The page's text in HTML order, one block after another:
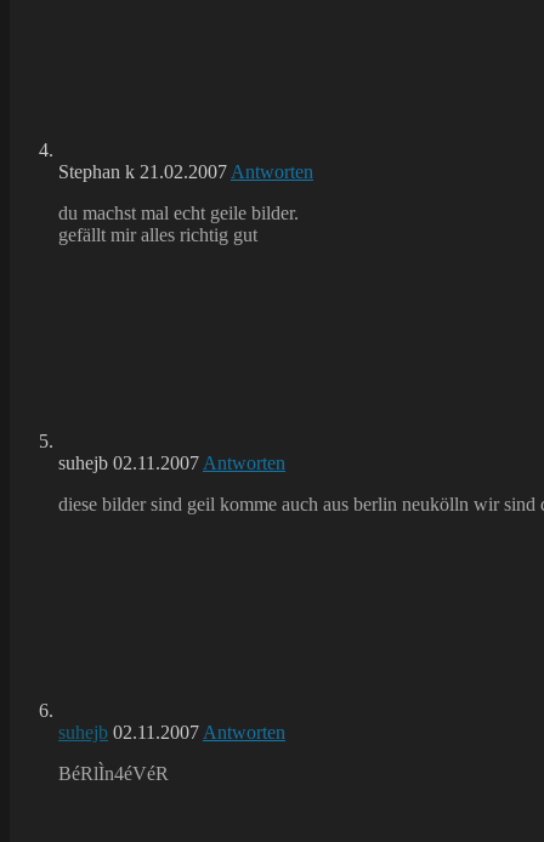
Stephan k 21.02.2007 Antworten
du machst mal echt geile bilder.
gefällt mir alles richtig gut
suhejb 02.11.2007 Antworten
diese bilder sind geil komme auch aus berlin neukölln wir
suhejb 02.11.2007 Antworten
BéRlÌn4éVéR